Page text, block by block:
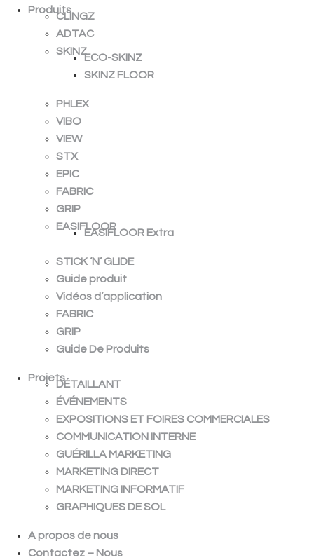
Produits
CLINGZ
ADTAC
SKINZ
ECO-SKINZ
SKINZ FLOOR
PHLEX
VIBO
VIEW
STX
EPIC
FABRIC
GRIP
EASIFLOOR
EASIFLOOR Extra
STICK ‘N’ GLIDE
Guide produit
Vidéos d’application
FABRIC
GRIP
Guide De Produits
Projets
DÉTAILLANT
ÉVÉNEMENTS
EXPOSITIONS ET FOIRES COMMERCIALES
COMMUNICATION INTERNE
GUÉRILLA MARKETING
MARKETING DIRECT
MARKETING INFORMATIF
GRAPHIQUES DE SOL
A propos de nous
Contactez – Nous